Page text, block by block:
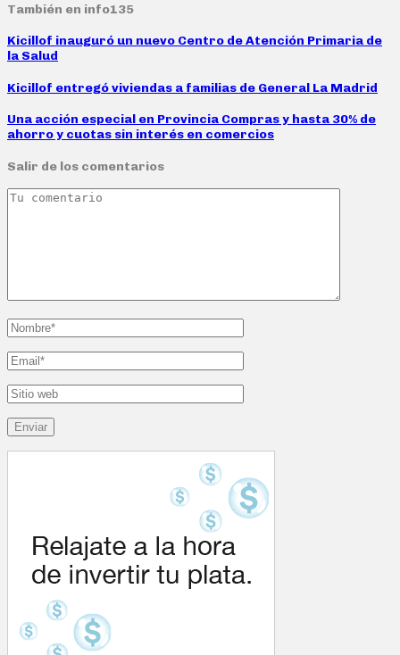
También en info135
Kicillof inauguró un nuevo Centro de Atención Primaria de
la Salud
Kicillof entregó viviendas a familias de General La Madrid
Una acción especial en Provincia Compras y hasta 30% de
ahorro y cuotas sin interés en comercios
Salir de los comentarios